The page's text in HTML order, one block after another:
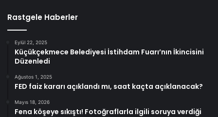
Rastgele Haberler
Eylül 22, 2025
Küçükçekmece Belediyesi İstihdam Fuarı’nın İkincisini
Düzenledi
Ağustos 1, 2025
FED faiz kararı açıklandı mı, saat kaçta açıklanacak?
Mayıs 18, 2026
Fena köşeye sıkıştı! Fotoğraflarla ilgili soruya verdiği